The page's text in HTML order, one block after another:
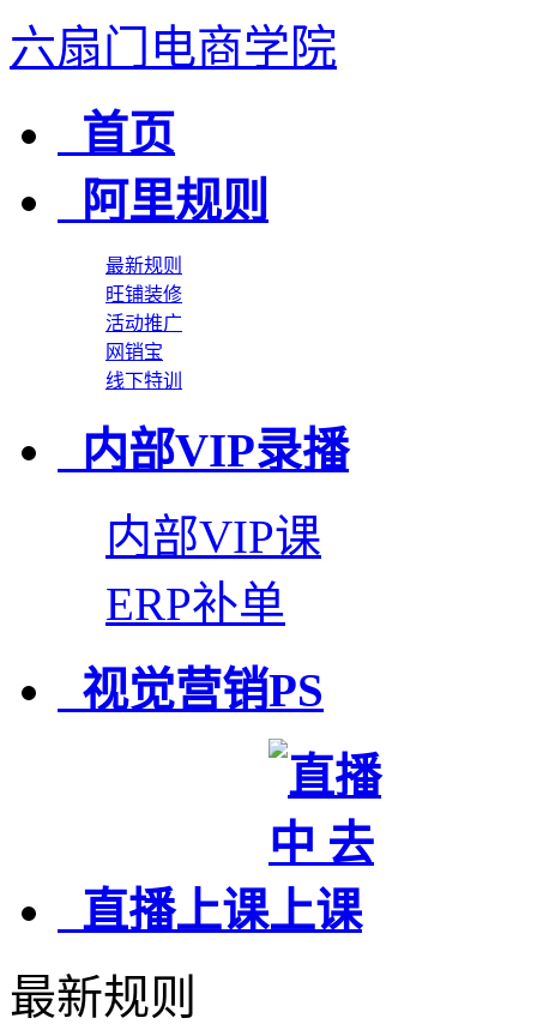
六扇门电商学院
首页
阿里规则
最新规则
旺铺装修
活动推广
网销宝
线下特训
内部VIP录播
内部VIP课
ERP补单
视觉营销PS
直播上课
最新规则